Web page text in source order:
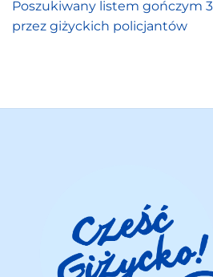
Poszukiwany listem gończym
przez giżyckich policjantów